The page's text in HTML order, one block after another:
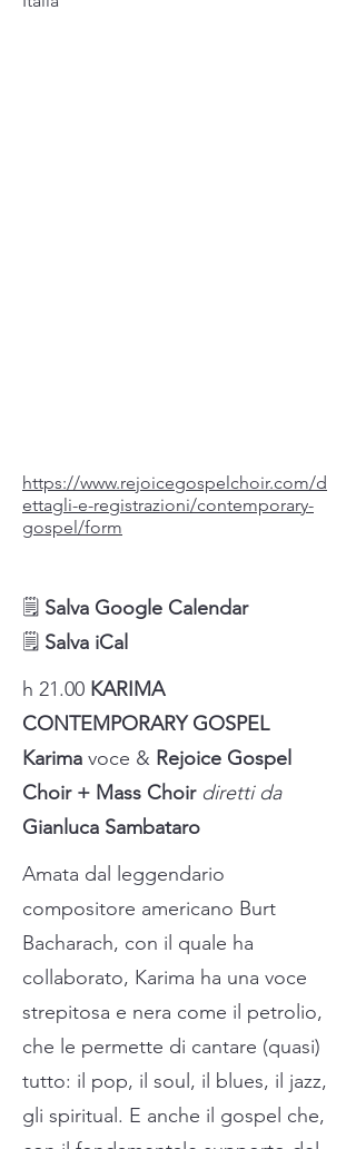
https://www.rejoicegospelchoir.com/d
ettagli-e-registrazioni/contemporary-
gospel/form
🗒 Salva Google Calendar
🗒 Salva iCal
h 21.00 KARIMA
CONTEMPORARY GOSPEL
Karima voce & Rejoice Gospel
Choir + Mass Choir diretti da
Gianluca Sambataro
Amata dal leggendario
compositore americano Burt
Bacharach, con il quale ha
collaborato, Karima ha una voce
strepitosa e nera come il petrolio,
che le permette di cantare (quasi)
tutto: il pop, il soul, il blues, il jazz,
gli spiritual. E anche il gospel che,